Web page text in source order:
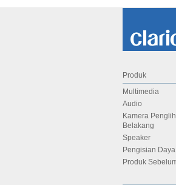
Produk
Multimedia
Audio
Kamera
Belakang
Speaker
Pengisian
Produk